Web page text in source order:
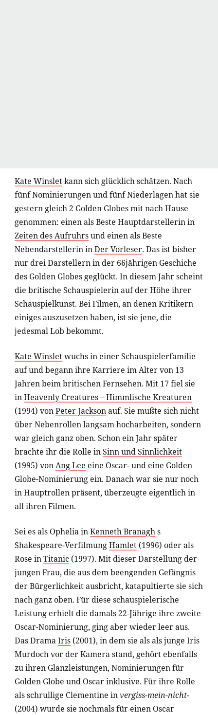
Kate Winsletkann sich glücklich schätzen. Nach
fünf Nominierungen und fünf Niederlagen hat sie
gestern gleich 2 Golden Globes mit nach Hause
genommen: einen als Beste Hauptdarstellerin in
Zeiten des Aufruhrsund einen als Beste
Nebendarstellerin inDer Vorleser. Das ist bisher
nur drei Darstellern in der 66jährigen Geschiche
des Golden Globes geglückt. In diesem Jahr scheint
die britische Schauspielerin auf der Höhe ihrer
Schauspielkunst. Bei Filmen, an denen Kritikern
einiges auszusetzen haben, ist sie jene, die
jedesmal Lob bekommt.
Kate Winsletwuchs in einer Schauspielerfamilie
auf und begann ihre Karriere im Alter von 13
Jahren beim britischen Fernsehen. Mit 17 fiel sie
inHeavenly Creatures – Himmlische Kreaturen
(1994) vonPeter Jacksonauf. Sie mußte sich nicht
über Nebenrollen langsam hocharbeiten, sondern
war gleich ganz oben. Schon ein Jahr später
brachte ihr die Rolle inSinn und Sinnlichkeit
(1995) vonAng Lee eine Oscar- und eine Golden
Globe-Nominierung ein. Danach war sie nur noch
in Hauptrollen präsent, überzeugte eigentlich in
all ihren Filmen.
Sei es als Ophelia inKenneth Branaghs
Shakespeare-VerfilmungHamlet (1996) oder als
Rose inTitanic (1997). Mit dieser Darstellung der
jungen Frau, die aus dem beengenden Gefängnis
der Bürgerlichkeit ausbricht, katapultierte sie sich
nach ganz oben. Für diese schauspielerische
Leistung erhielt die damals 22-Jährige ihre zweite
Oscar-Nominierung, ging aber wieder leer aus.
Das DramaIris (2001), in dem sie als als junge Iris
Murdoch vor der Kamera stand, gehört ebenfalls
zu ihren Glanzleistungen, Nominierungen für
Golden Globe und Oscar inklusive. Für ihre Rolle
als schrullige Clementine invergiss-mein-nicht-
(2004) wurde sie nochmals für einen Oscar